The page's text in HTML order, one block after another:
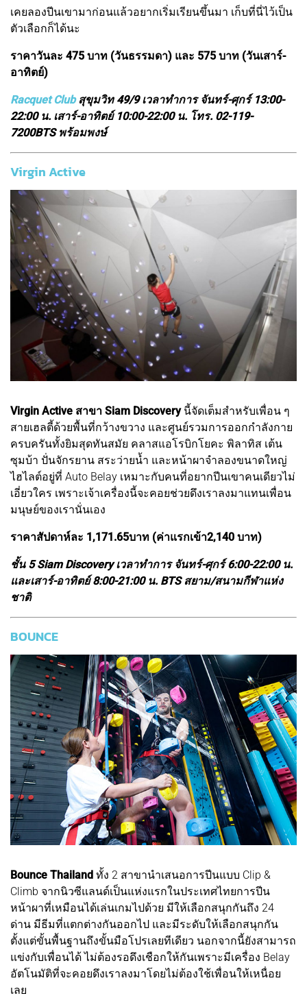
เคยลองปีนเขามาก่อนแล้วอยากเริ่มเรียนขึ้นมา เก็บที่นี่ไว้เป็น
ตัวเลือกก็ได้นะ
ราคาวันละ 475 บาท (วันธรรมดา) และ 575 บาท (วันเสาร์-
อาทิตย์)
Racquet Clubสุขุมวิท 49/9 เวลาทำการ จันทร์-ศุกร์ 13:00-
22:00 น. เสาร์-อาทิตย์ 10:00-22:00 น. โทร. 02-119-
7200BTS พร้อมพงษ์
Virgin Active
Virgin Active สาขา Siam Discovery นี้จัดเต็มสำหรับเพื่อน ๆ
สายเฮลตี้ด้วยพื้นที่กว้างขวาง และศูนย์รวมการออกกำลังกาย
ครบครันทั้งยิมสุดทันสมัย คลาสแอโรบิกโยคะ พิลาทิส เต้น
ซุมบ้า ปั่นจักรยาน สระว่ายน้ำ และหน้าผาจำลองขนาดใหญ่
ไฮไลต์อยู่ที่ Auto Belay เหมาะกับคนที่อยากปีนเขาคนเดียวไม่
เอี่ยวใคร เพราะเจ้าเครื่องนี้จะคอยช่วยดึงเราลงมาแทนเพื่อน
มนุษย์ของเรานั่นเอง
ราคาสัปดาห์ละ 1,171.65บาท (ค่าแรกเข้า2,140 บาท)
ชั้น 5 Siam Discovery เวลาทำการ จันทร์-ศุกร์ 6:00-22:00 น.
และเสาร์-อาทิตย์ 8:00-21:00 น. BTS สยาม/สนามกีฬาแห่ง
ชาติ
BOUNCE
Bounce Thailand ทั้ง 2 สาขานำเสนอการปีนแบบ Clip &
Climb จากนิวซีแลนด์เป็นแห่งแรกในประเทศไทยการปีน
หน้าผาที่เหมือนได้เล่นเกมไปด้วย มีให้เลือกสนุกกันถึง 24
ด่าน มีธีมที่แตกต่างกันออกไป และมีระดับให้เลือกสนุกกัน
ตั้งแต่ขั้นพื้นฐานถึงขั้นมือโปรเลยทีเดียว นอกจากนี้ยังสามารถ
แข่งกับเพื่อนได้ ไม่ต้องรอดึงเชือกให้กันเพราะมีเครื่อง Belay
อัตโนมัติที่จะคอยดึงเราลงมาโดยไม่ต้องใช้เพื่อนให้เหนื่อย
เลย